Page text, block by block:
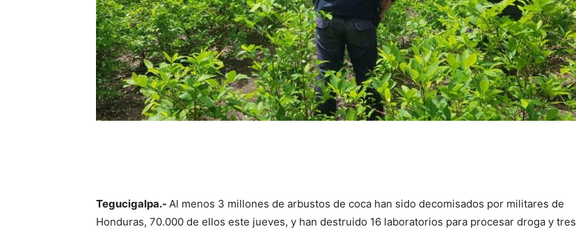
Tegucigalpa.- Al menos 3 millones de arbustos de coca han sido decomisados por militares de
Honduras, 70.000 de ellos este jueves, y han destruido 16 laboratorios para procesar droga y tres